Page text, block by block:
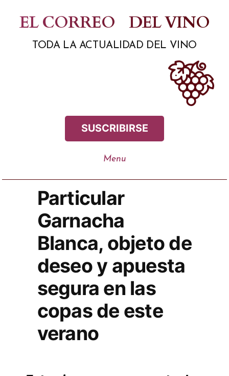
contenido
EL CORREO DEL VINO
TODA LA ACTUALIDAD DEL VINO
SUSCRIBIRSE
Particular
Garnacha
Blanca, objeto de
deseo y apuesta
segura en las
copas de este
verano